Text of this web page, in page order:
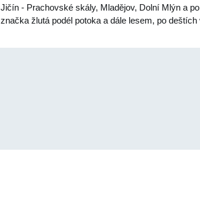
Jičín - Prachovské skály, Mladějov, Dolní Mlýn a
značka žlutá podél potoka a dále lesem, po